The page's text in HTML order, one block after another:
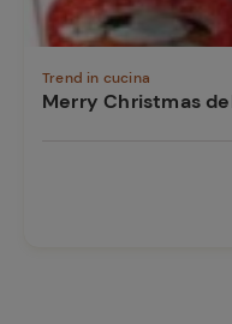
Trend in cucina
Merry Christmas